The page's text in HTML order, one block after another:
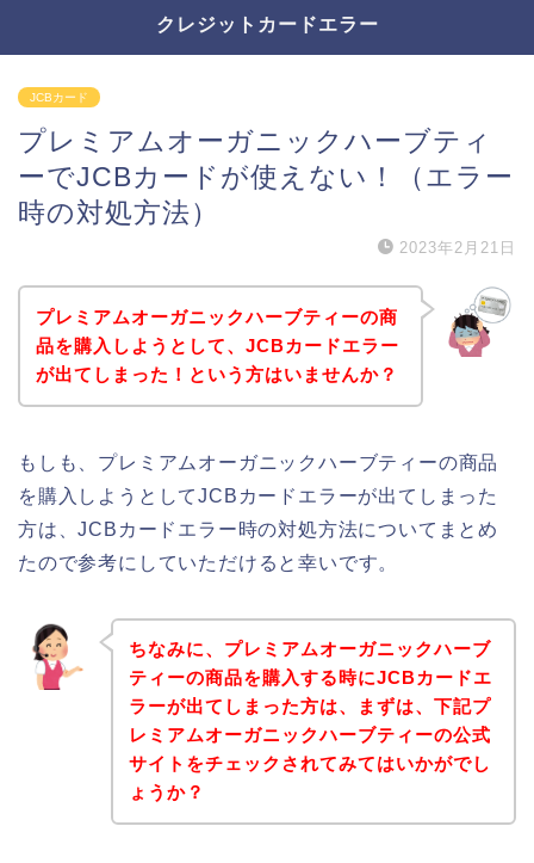
クレジットカードエラー
JCBカード
プレミアムオーガニックハーブティ
ーでJCBカードが使えない！（エラー
時の対処方法）
2023年2月21日
プレミアムオーガニックハーブティーの商
品を購入しようとして、JCBカードエラー
が出てしまった！という方はいませんか？
もしも、プレミアムオーガニックハーブティーの商品
を購入しようとしてJCBカードエラーが出てしまった
方は、JCBカードエラー時の対処方法についてまとめ
たので参考にしていただけると幸いです。
ちなみに、プレミアムオーガニックハーブ
ティーの商品を購入する時にJCBカードエ
ラーが出てしまった方は、まずは、下記プ
レミアムオーガニックハーブティーの公式
サイトをチェックされてみてはいかがでし
ょうか？